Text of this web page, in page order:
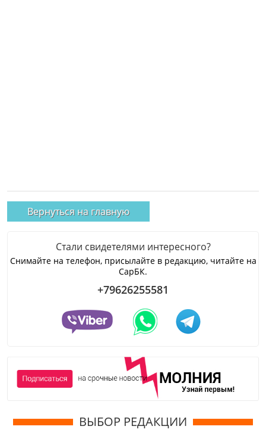
Вернуться на главную
Стали свидетелями интересного?
Снимайте на телефон, присылайте в редакцию, читайте на
СарБК.
+79626255581
ВЫБОР РЕДАКЦИИ